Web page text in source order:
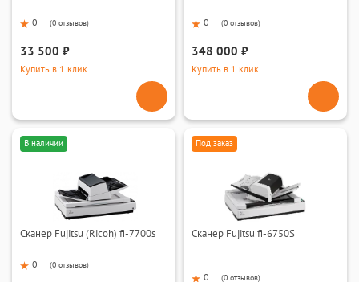
0 (0 отзывов)
33 500 ₽
Купить в 1 клик
0 (0 отзывов)
348 000 ₽
Купить в 1 клик
В наличии
Сканер Fujitsu (Ricoh) fi-7700s
0 (0 отзывов)
Под заказ
Сканер Fujitsu fi-6750S
0 (0 отзывов)